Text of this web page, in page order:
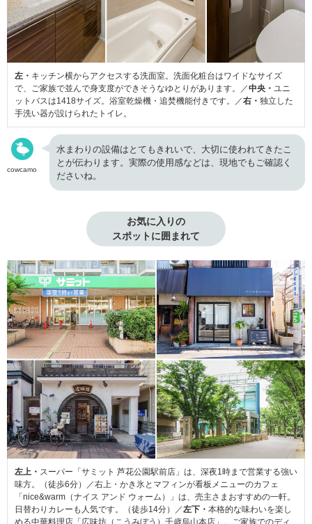
左・ キッチン横からアクセスする洗面室。洗面化粧台はワイドなサイズ
で、ご家族で並んで身支度ができそうなゆとりがあります。／中央・ ユニ
ットバスは1418サイズ。浴室乾燥機・追焚機能付きです。／右・ 独立した
手洗い器が設けられたトイレ。
cowcamo
水まわりの設備はとてもきれいで、大切に使われてきたこ
とが伝わります。実際の使用感などは、現地でもご確認く
ださいね。
お気に入りの
スポットに囲まれて
左上・ スーパー「サミット 芦花公園駅前店」は、深夜1時まで営業する強い
味方。（徒歩6分）／右上・かき氷とマフィンが看板メニューのカフェ
「nice&warm（ナイス アンド ウォーム）」は、売主さまおすすめの一軒。
日替わりカレーも人気です。（徒歩14分）／左下・ 本格的な味わいを楽し
める中華料理店「広味坊（こうみぼう）千歳烏山本店」。ご家族でのディ